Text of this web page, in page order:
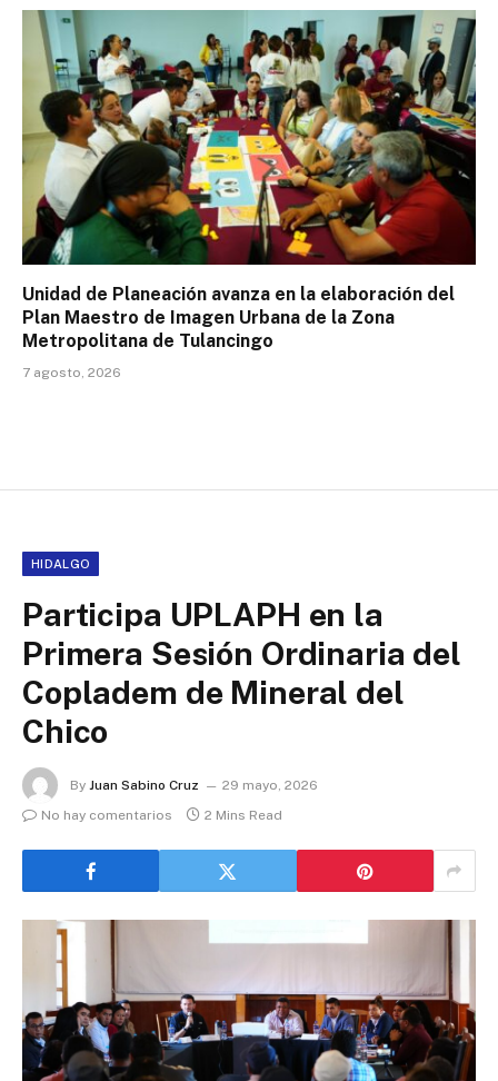
Unidad de Planeación avanza en la elaboración del
Plan Maestro de Imagen Urbana de la Zona
Metropolitana de Tulancingo
7 agosto, 2026
HIDALGO
Participa UPLAPH en la
Primera Sesión Ordinaria del
Copladem de Mineral del
Chico
By Juan Sabino Cruz
29 mayo, 2026
No hay comentarios
2 Mins Read